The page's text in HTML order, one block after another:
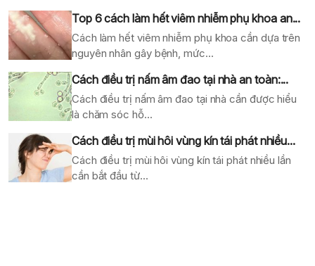
Top 6 cách làm hết viêm nhiễm phụ khoa an...
Cách làm hết viêm nhiễm phụ khoa cần dựa trên
nguyên nhân gây bệnh, mức...
Cách điều trị nấm âm đao tại nhà an toàn:...
Cách điều trị nấm âm đao tại nhà cần được hiểu
là chăm sóc hỗ...
Cách điều trị mùi hôi vùng kín tái phát nhiều...
Cách điều trị mùi hôi vùng kín tái phát nhiều lần
cần bắt đầu từ...